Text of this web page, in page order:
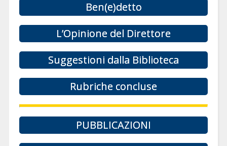
Ben(e)detto
L’Opinione del Direttore
Suggestioni dalla Biblioteca
Rubriche concluse
PUBBLICAZIONI